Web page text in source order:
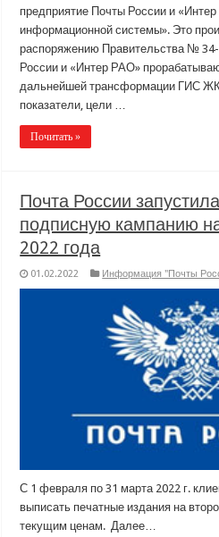
предприятие Почты России и
информационной системы». Это
распоряжению Правительства № 34-
России и «Интер РАО»
дальнейшей трансформации ГИС
показатели, цели …
Почитать »
Почта России
подписную кампанию
2022 года
01.02.2022 Информация "Почты
С 1 февраля по 31 марта 2022 г.
выписать печатные издания на
текущим ценам. Далее…